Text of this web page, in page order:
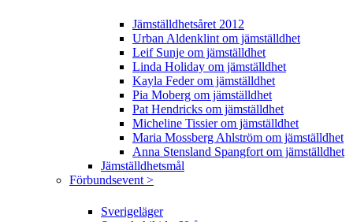
Jämställdhetsåret 2012
Urban Aldenklint om jämställdhet
Leif Sunje om jämställdhet
Linda Holiday om jämställdhet
Kayla Feder om jämställdhet
Pia Moberg om jämställdhet
Pat Hendricks om jämställdhet
Micheline Tissier om jämställdhet
Maria Mossberg Ahlström om jämställdhet
Anna Stensland Spangfort om jämställdhet
Jämställdhetsmål
Förbundsevent >
Sverigeläger